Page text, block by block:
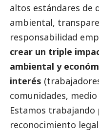
altos estándares de
ambiental,
responsabilidad
crear un triple
ambiental y
interés
comunidades,
Estamos trabajando
reconocimiento